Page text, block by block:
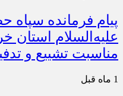
پیام فرمانده سپاه
علیه‌السلام استان
مناسبت تشییع و
1 ماه قبل